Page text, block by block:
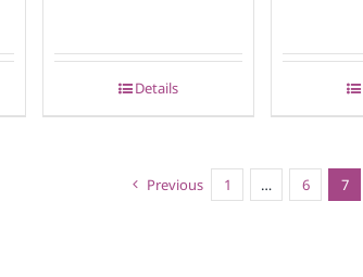
Details
Previous 1 … 6 7